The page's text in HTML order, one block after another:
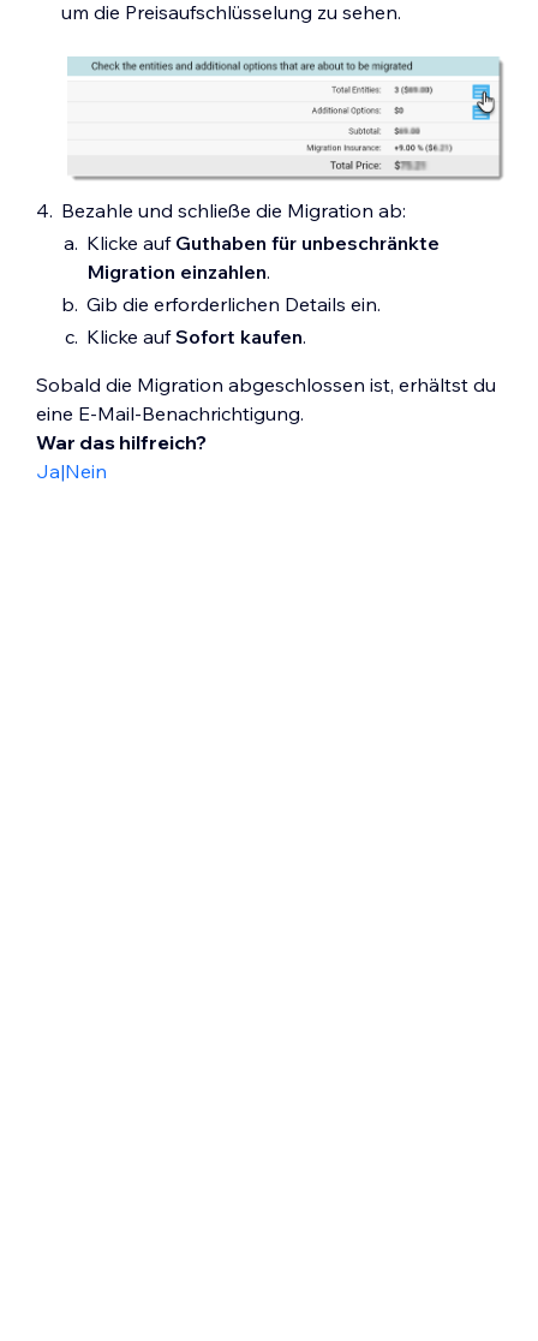
um die Preisaufschlüsselung zu sehen.
Bezahle und schließe die Migration ab:
Klicke auf Guthaben für unbeschränkte
Migration einzahlen.
Gib die erforderlichen Details ein.
Klicke aufSofort kaufen.
Sobald die Migration abgeschlossen ist, erhältst du
eine E-Mail-Benachrichtigung.
War das hilfreich?
Ja|Nein